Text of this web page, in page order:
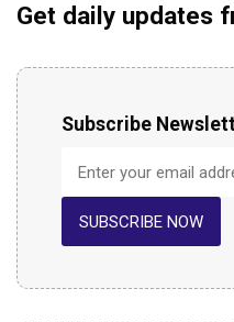
Get daily updates
Subscribe
SUBSCRIBE NOW